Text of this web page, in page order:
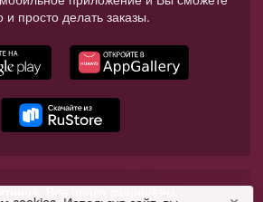
и просто делать заказы.
Все права защищены.